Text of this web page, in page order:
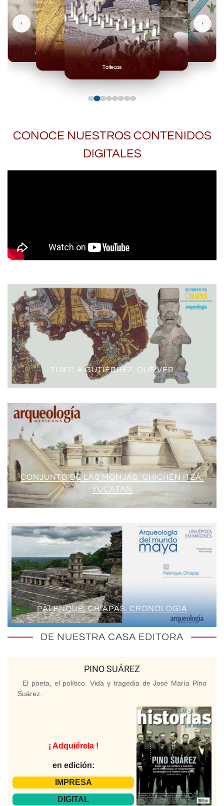
Toltecas
Mexicas
Olmecas
‹ ›
CONOCE NUESTROS CONTENIDOS
DIGITALES
TUXTLA GUTIÉRREZ. QUÉ VER
CONJUNTO DE LAS MONJAS, CHICHÉN ITZÁ,
YUCATÁN
PALENQUE, CHIAPAS. CRONOLOGÍA
DE NUESTRA CASA EDITORA
PINO SUÁREZ
El poeta, el político. Vida y tragedia de José María Pino
Suárez.
¡ Adquiérela !
en edición:
IMPRESA
DIGITAL